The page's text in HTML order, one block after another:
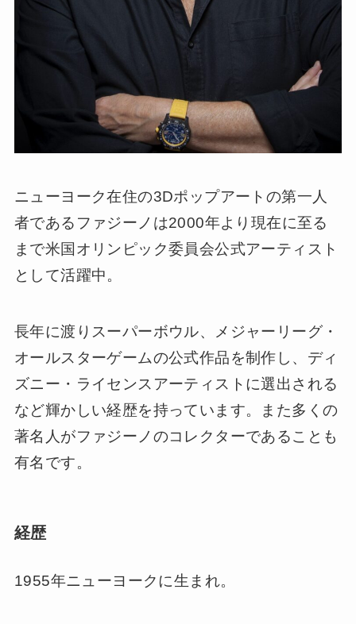
ニューヨーク在住の3Dポップアートの第一人
者であるファジーノは2000年より現在に至る
まで米国オリンピック委員会公式アーティスト
として活躍中。
長年に渡りスーパーボウル、メジャーリーグ・
オールスターゲームの公式作品を制作し、ディ
ズニー・ライセンスアーティストに選出される
など輝かしい経歴を持っています。また多くの
著名人がファジーノのコレクターであることも
有名です。
経歴
1955年ニューヨークに生まれ。